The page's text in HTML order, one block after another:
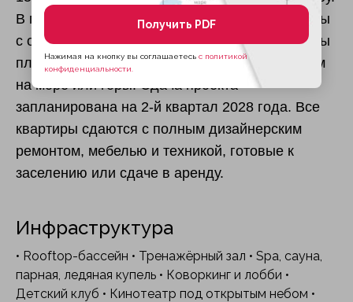
В продаже представлены студии, апартаменты
с одной и двумя спальнями, а также пентхаусы
площадью от 29,5 до 108,3 м², многие с видом
на море или горы. Сдача проекта
запланирована на 2-й квартал 2028 года. Все
квартиры сдаются с полным дизайнерским
ремонтом, мебелью и техникой, готовые к
заселению или сдаче в аренду.
Инфраструктура
• Rooftop-бассейн • Тренажёрный зал • Spa, сауна,
парная, ледяная купель • Коворкинг и лобби •
Детский клуб • Кинотеатр под открытым небом •
Получить PDF
Нажимая на кнопку вы соглашаетесь с политикой
конфиденциальности.